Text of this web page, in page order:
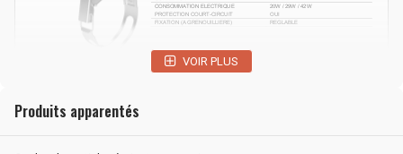
VOIR PLUS
Produits apparentés